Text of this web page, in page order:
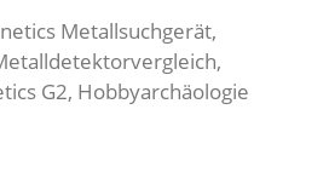
Metallsuchgerät,
G2, Hobbyarchäologie